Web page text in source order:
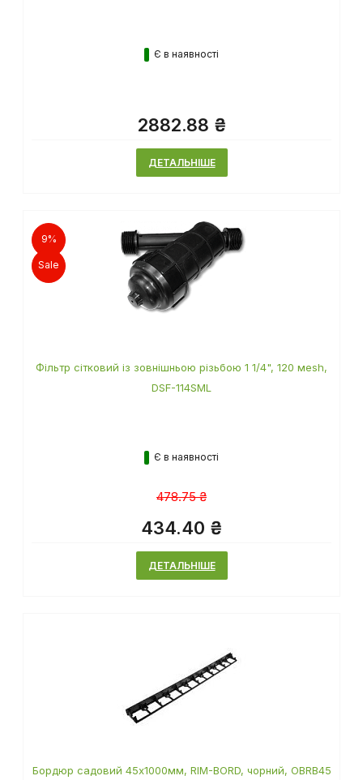
Є в наявності
2882.88 ₴
ДЕТАЛЬНІШЕ
9%
Sale
Фільтр сітковий із зовнішньою різьбою 1 1/4", 120 мesh,
DSF-114SML
Є в наявності
478.75 ₴
434.40 ₴
ДЕТАЛЬНІШЕ
Бордюр садовий 45х1000мм, RIM-BORD, чорний, OBRB45